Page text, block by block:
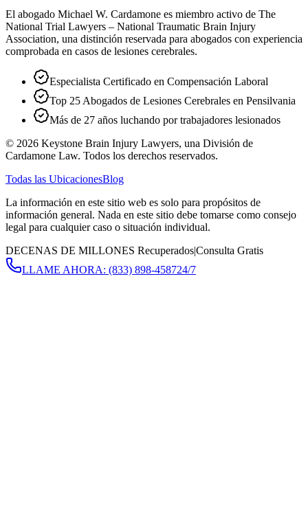
El abogado Michael W. Cardamone es miembro activo de The
National Trial Lawyers – National Traumatic Brain Injury
Association, una distinción reservada para abogados con experiencia
comprobada en casos de lesiones cerebrales.
Especialista Certificado en Compensación Laboral
Top 25 Abogados de Lesiones Cerebrales en Pensilvania
Más de 27 años luchando por trabajadores lesionados
© 2026 Keystone Brain Injury Lawyers, una División de
Cardamone Law. Todos los derechos reservados.
Todas las UbicacionesBlog
La información en este sitio web es solo para propósitos de
información general. Nada en este sitio debe tomarse como consejo
legal para cualquier caso o situación individual.
DECENAS DE MILLONES Recuperados|Consulta Gratis
LLAME AHORA: (833) 898-458724/7